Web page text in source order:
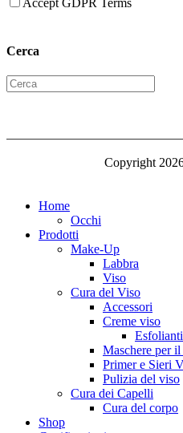
Accept GDPR Terms
Cerca
Copyright
Home
Occhi
Prodotti
Make-Up
Labbra
Viso
Cura del Viso
Accessori
Creme viso
Maschere per
Primer e Sieri
Pulizia del viso
Cura dei Capelli
Cura del corpo
Shop